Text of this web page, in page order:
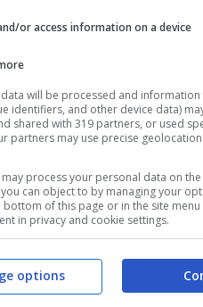
“
morale per
esecutivo per imporre
o forniscono
l’isola.
come Raúlito,
di una comunità dei
attraverso il dialogo
hanno
or access information on a device
will be processed and
identifiers, and other device data)
shared with 319 partners, or used
partners may use precise
process your personal data on
can object to by managing your
bottom of this page or in the site
in privacy and cookie settings.
options